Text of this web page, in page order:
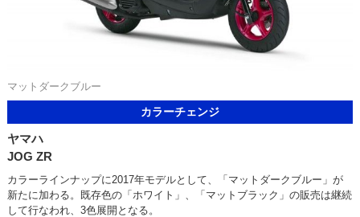
マットダークブルー
カラーチェンジ
ヤマハ
JOG ZR
カラーラインナップに2017年モデルとして、「マットダークブルー」が
新たに加わる。既存色の「ホワイト」、「マットブラック」の販売は継続
して行なわれ、3色展開となる。